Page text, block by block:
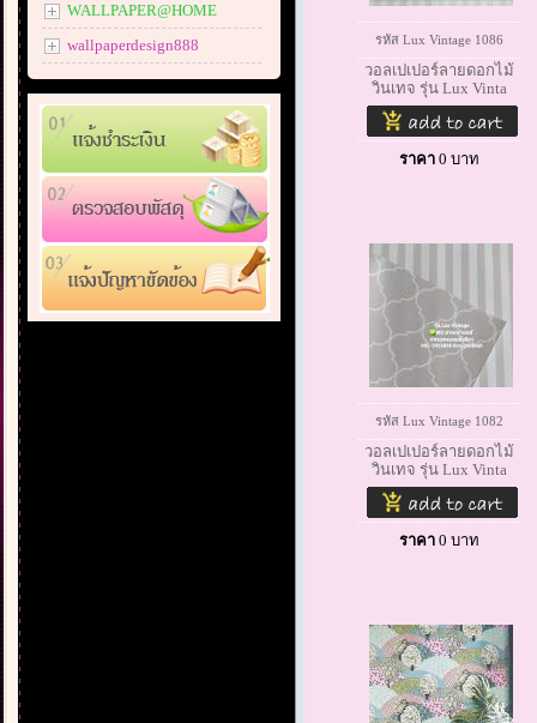
WALLPAPER@HOME
wallpaperdesign888
รหัส Lux Vintage 1086
วอลเปเปอร์ลายดอกไม้
วินเทจ รุ่น Lux Vinta
ราคา 0 บาท
รหัส Lux Vintage 1082
วอลเปเปอร์ลายดอกไม้
วินเทจ รุ่น Lux Vinta
ราคา 0 บาท